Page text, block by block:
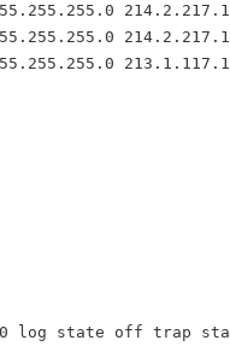
214.2.217.1
214.2.217.1
213.1.117.1
0 log state off trap